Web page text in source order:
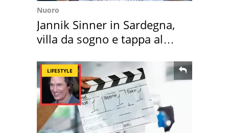
Nuoro
Jannik Sinner in Sardegna,
villa da sogno e tappa al
LIFESTYLE